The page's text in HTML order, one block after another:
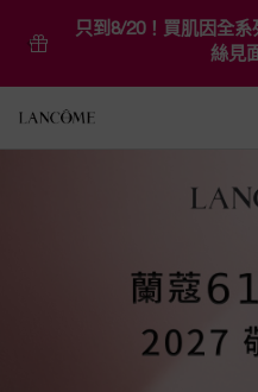
只到8/20！買肌因全
絲見